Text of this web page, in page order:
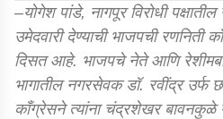
–योगेश पांडे, नागपूर विरोधी
उमेदवारी देण्याची भाजपची रणनिती
दिसत आहे. भाजपचे नेते आणि
भागातील नगरसेवक डॉ. रवींद्र उर्फ
काँग्रेसने त्यांना चंद्रशेखर बावनकुळे